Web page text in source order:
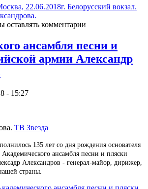
22.06.2018г. Белорусский вокзал.
оставлять комментарии
ансамбля песни и
армии Александр
- 15:27
ТВ Звезда
135 лет со дня рождения основателя
ансамбля песни и пляски
Александров - генерал-майор, дирижер,
страны.